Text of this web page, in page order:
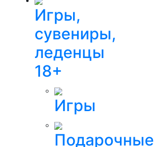
Игры,
сувениры,
леденцы
18+
Игры
Подарочные